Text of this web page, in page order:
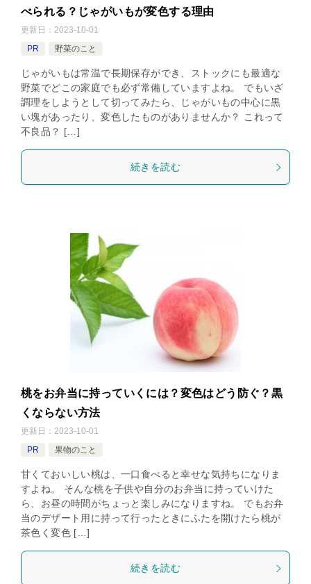
べられる？じゃがいもが変色する理由
更新日： 2023-10-01
PR
野菜のこと
じゃがいもは常温で長期保存ができ、ストックにも最適な
野菜でどこの家庭でも必ず常備していますよね。 でもいざ
調理をしようとして切ってみたら、じゃがいもの中心に黒
い塊があったり、変色したものがありませんか？ これって
不良品？ […]
続きを読む
桃をお弁当に持っていくには？変色はどう防ぐ？黒
くならない方法
更新日： 2023-10-01
PR
果物のこと
甘くておいしい桃は、一口食べると幸せな気持ちになりま
すよね。 そんな桃を子供や自分のお弁当に持っていけた
ら、お昼の時間がちょっと楽しみになりますね。 でもお弁
当のデザート用に持って行ったときにふたを開けたら桃が
茶色く変色 […]
続きを読む